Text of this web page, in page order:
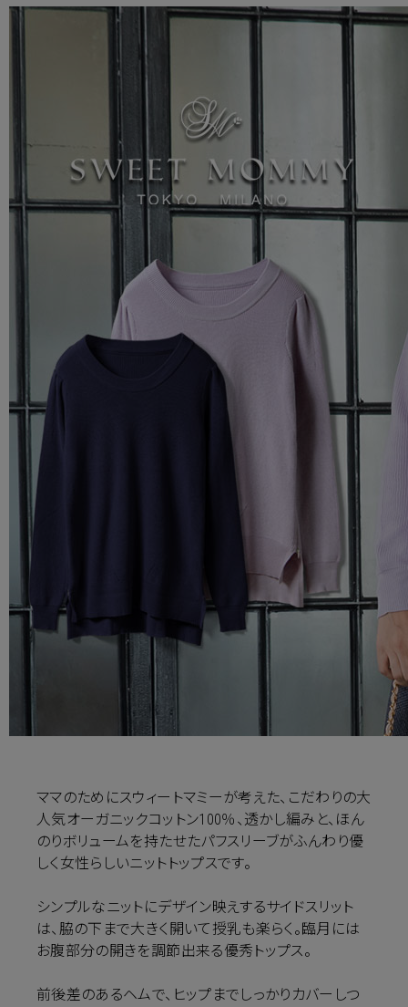
ママのためにスウィートマミーが考えた、こだわりの大
人気オーガニックコットン100％、透かし編みと、ほん
のりボリュームを持たせたパフスリーブがふんわり優
しく女性らしいニットトップスです。
シンプルなニットにデザイン映えするサイドスリット
は、脇の下まで大きく開いて授乳も楽らく。臨月には
お腹部分の開きを調節出来る優秀トップス。
前後差のあるヘムで、ヒップまでしっかりカバーしつ